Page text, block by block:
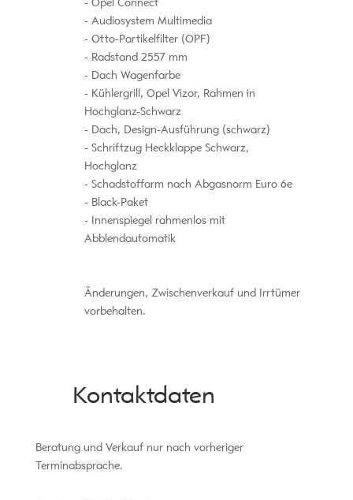
Opel Connect
Audiosystem Multimedia
Otto-Partikelfilter (OPF)
Radstand 2557 mm
Dach Wagenfarbe
Kühlergrill, Opel Vizor, Rahmen in
Hochglanz-Schwarz
Dach, Design-Ausführung (schwarz)
Schriftzug Heckklappe Schwarz,
Hochglanz
Schadstoffarm nach Abgasnorm Euro 6e
Black-Paket
Innenspiegel rahmenlos mit
Abblendautomatik
Änderungen, Zwischenverkauf und Irrtümer
vorbehalten.
Kontaktdaten
Beratung und Verkauf nur nach vorheriger
Terminabsprache.